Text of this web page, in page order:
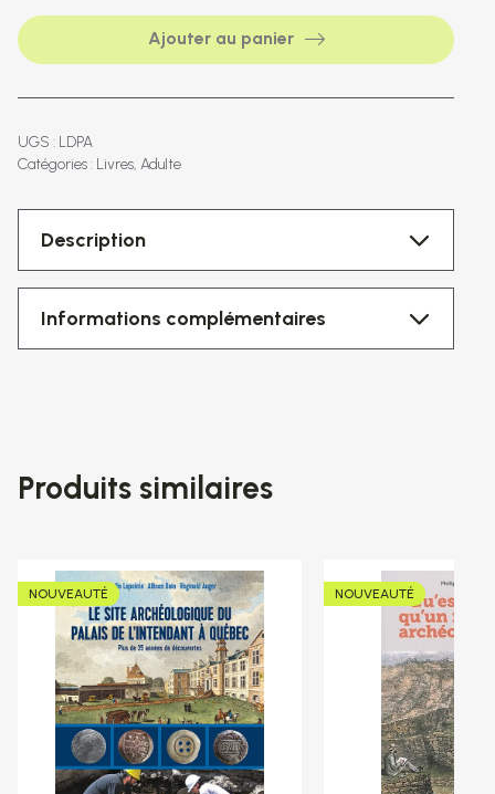
Ajouter au panier
UGS : LDPA
Catégories : Livres Adulte
Description
Informations complémentaires
Produits similaires
NOUVEAUTÉ NOUVEAUTÉ